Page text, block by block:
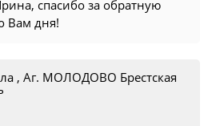
спасибо за обратную
Вам дня!
, Аг. МОЛОДОВО Брестская